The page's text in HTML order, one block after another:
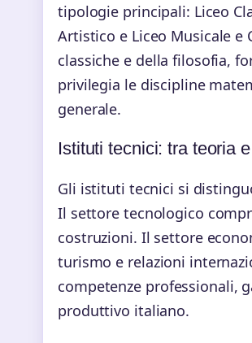
tipologie principali: Liceo
Artistico e Liceo Musicale e
classiche e della filosofia,
privilegia le discipline
generale.
Istituti tecnici: tra teoria
Gli istituti tecnici si
Il settore tecnologico
costruzioni. Il settore
turismo e relazioni
competenze professionali,
produttivo italiano.